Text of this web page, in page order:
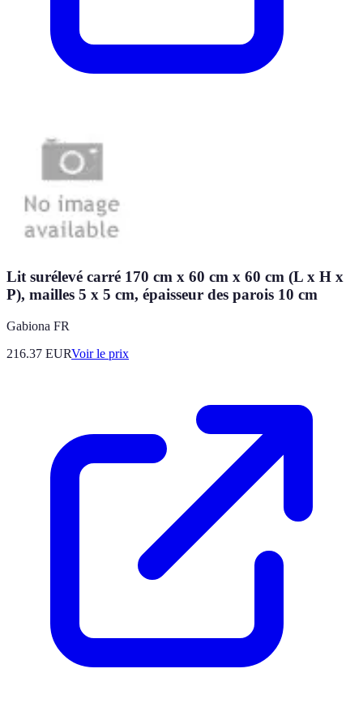
Lit surélevé carré 170 cm x 60 cm x 60 cm (L x H x
P), mailles 5 x 5 cm, épaisseur des parois 10 cm
Gabiona FR
216.37 EURVoir le prix